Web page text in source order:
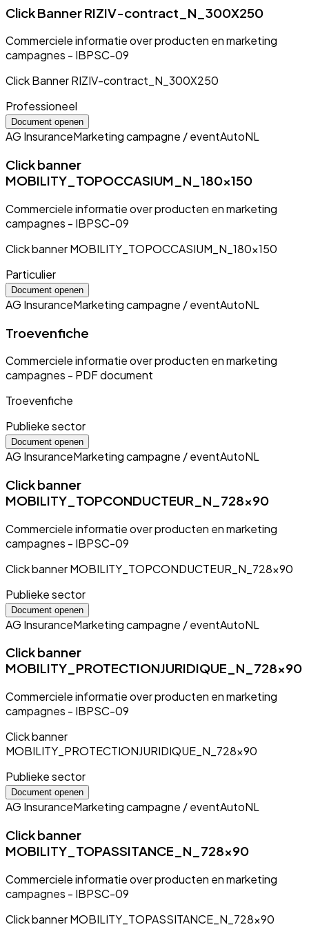
Click Banner RIZIV-contract_N_300X250
Commerciele informatie over producten en marketing
campagnes - IBPSC-09
Click Banner RIZIV-contract_N_300X250
Professioneel
Document openen
AG InsuranceMarketing campagne / eventAutoNL
Click banner
MOBILITY_TOPOCCASIUM_N_180x150
Commerciele informatie over producten en marketing
campagnes - IBPSC-09
Click banner MOBILITY_TOPOCCASIUM_N_180x150
Particulier
Document openen
AG InsuranceMarketing campagne / eventAutoNL
Troevenfiche
Commerciele informatie over producten en marketing
campagnes - PDF document
Troevenfiche
Publieke sector
Document openen
AG InsuranceMarketing campagne / eventAutoNL
Click banner
MOBILITY_TOPCONDUCTEUR_N_728x90
Commerciele informatie over producten en marketing
campagnes - IBPSC-09
Click banner MOBILITY_TOPCONDUCTEUR_N_728x90
Publieke sector
Document openen
AG InsuranceMarketing campagne / eventAutoNL
Click banner
MOBILITY_PROTECTIONJURIDIQUE_N_728x90
Commerciele informatie over producten en marketing
campagnes - IBPSC-09
Click banner
MOBILITY_PROTECTIONJURIDIQUE_N_728x90
Publieke sector
Document openen
AG InsuranceMarketing campagne / eventAutoNL
Click banner
MOBILITY_TOPASSITANCE_N_728x90
Commerciele informatie over producten en marketing
campagnes - IBPSC-09
Click banner MOBILITY_TOPASSITANCE_N_728x90